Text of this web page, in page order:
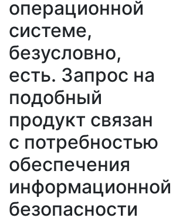
операционной
системе,
безусловно,
есть. Запрос на
подобный
продукт связан
с потребностью
обеспечения
информационной
безопасности